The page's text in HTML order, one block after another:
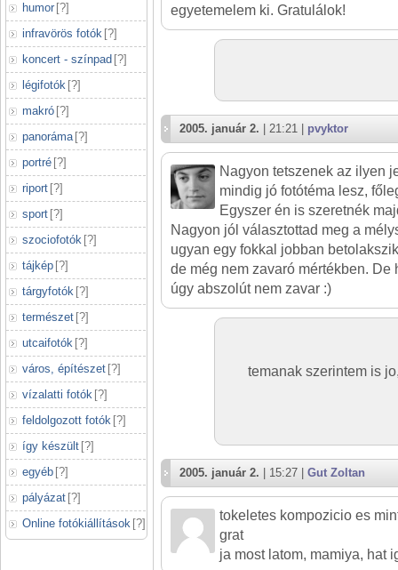
humor [?]
infravörös fotók [?]
koncert - színpad [?]
légifotók [?]
makró [?]
panoráma [?]
portré [?]
riport [?]
sport [?]
szociofotók [?]
tájkép [?]
tárgyfotók [?]
természet [?]
utcaifotók [?]
város, építészet [?]
vízalatti fotók [?]
feldolgozott fotók [?]
így készült [?]
egyéb [?]
pályázat [?]
Online fotókiállítások [?]
egyetemelem ki. Gratulálok!
2005. január 2. | 21:21 | pvyktor
Nagyon tetszenek az ilyen
mindig jó fotótéma lesz,
Egyszer én is szeretnék
Nagyon jól választottad meg a
ugyan egy fokkal jobban
de még nem zavaró mértékben. De
úgy abszolút nem zavar :)
temanak szerintem is
2005. január 2. | 15:27 | Gut Zoltan
tokeletes kompozicio es
grat
ja most latom, mamiya, hat